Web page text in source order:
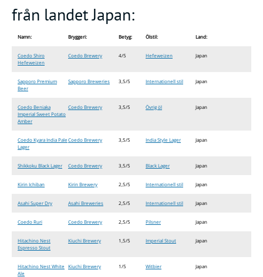
från landet Japan:
Namn: Bryggeri: Betyg: Ölstil: Land:
Coedo Shiro
Hefeweizen
Coedo Brewery 4/5 Hefeweizen Japan
Sapporo Premium
Beer
Sapporo Breweries 3,5/5 Internationell stil Japan
Coedo Beniaka
Imperial Sweet Potato
Amber
Coedo Brewery 3,5/5 Övrig öl Japan
Coedo Kyara India Pale
Lager
Coedo Brewery 3,5/5 India Style Lager Japan
Shikkoku Black Lager Coedo Brewery 3,5/5 Black Lager Japan
Kirin Ichiban Kirin Brewery 2,5/5 Internationell stil Japan
Asahi Super Dry Asahi Breweries 2,5/5 Internationell stil Japan
Coedo Ruri Coedo Brewery 2,5/5 Pilsner Japan
Hitachino Nest
Espresso Stout
Kiuchi Brewery 1,5/5 Imperial Stout Japan
Hitachino Nest White
Ale
Kiuchi Brewery 1/5 Witbier Japan